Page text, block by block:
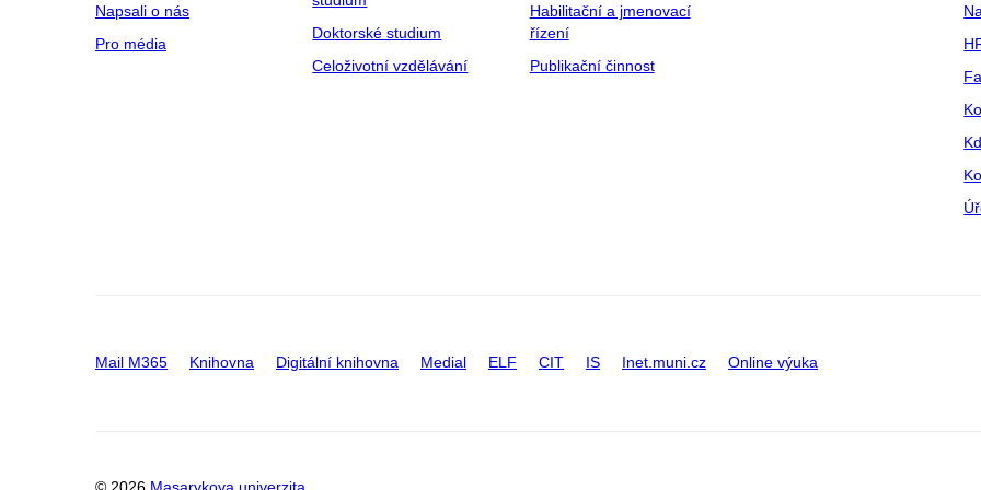
Napsali o nás
Pro média
Doktorské studium
Celoživotní vzdělávání
Habilitační a jmenovací
řízení
Publikační činnost
Mail M365 Knihovna Digitální knihovna Medial ELF CIT IS Inet.muni.cz Online výuka
© 2026 Masarykova univerzita